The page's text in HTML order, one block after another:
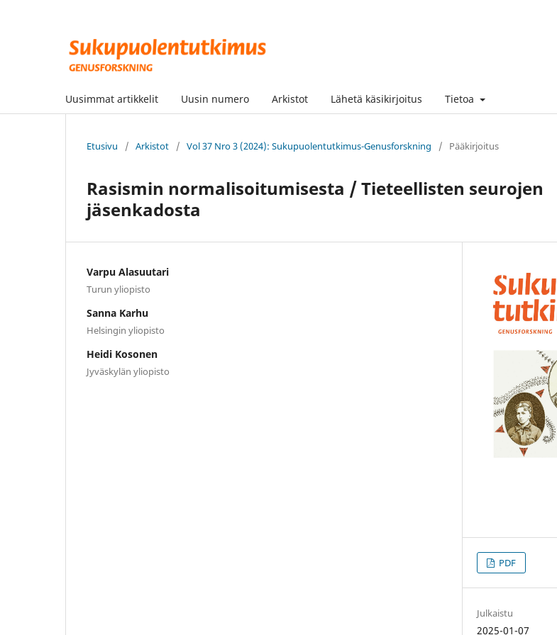
Uusimmat artikkelit Uusin numero Arkistot Lähetä käsikirjoitus Tietoa
Etusivu / Arkistot / Vol 37 Nro 3 (2024): Sukupuolentutkimus-Genusforskning / Pääkirjoitus
Rasismin normalisoitumisesta / Tieteellisten seurojen
jäsenkadosta
Varpu Alasuutari
Turun yliopisto
Sanna Karhu
Helsingin yliopisto
Heidi Kosonen
Jyväskylän yliopisto
PDF
Julkaistu
2025-01-07